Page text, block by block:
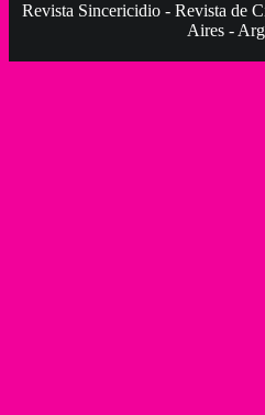
Revista Sincericidio - Revista de
Aires -